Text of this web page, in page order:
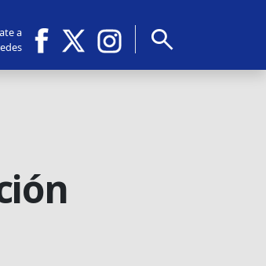
a
search